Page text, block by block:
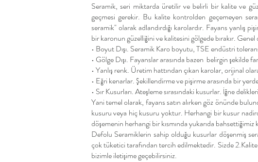
Seramik, seri miktarda üretilir ve belirli bir kalite ve
geçmesi gerekir. Bu kalite kontrolden geçemeyen
seramik" olarak adlandırdığı karolardır. Fayans yanlış
bir karonun güzelliğini ve kalitesini gölgede bırakır.
• Boyut Dışı. Seramik Karo boyutu, TSE endüstri
• Gölge Dışı. Fayanslar arasında bazen belirgin şekilde
• Yanlış renk. Üretim hattından çıkan karolar, orijinal
• Eğri kenarlar. Şekillendirme ve pişirme arasında bir
• Sır Kusurları. Ateşleme sırasındaki kusurlar. İğne
Yani temel olarak, fayans satın alırken göz önünde
kusuru veya hiç kusuru yoktur. Herhangi bir kusur
döşemenin herhangi bir kısmında yukarıda
Defolu Seramiklerin sahip olduğu kusurlar döşenmiş
çok tüketici tarafından tercih edilmektedir. Sizde
bizimle iletişime geçebilirsiniz.